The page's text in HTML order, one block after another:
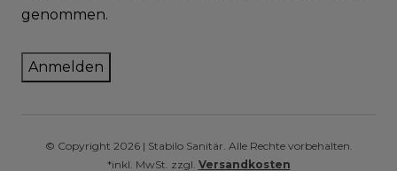
genommen.
Anmelden
© Copyright 2026 | Stabilo Sanitär. Alle Rechte vorbehalten.
*inkl. MwSt. zzgl. Versandkosten